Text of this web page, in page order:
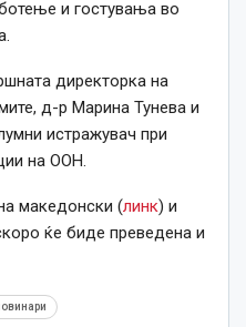
и гостувања во
директорка на
д-р Марина Тунева и
истражувач при
на ООН.
македонски (линк) и
ќе биде преведена и